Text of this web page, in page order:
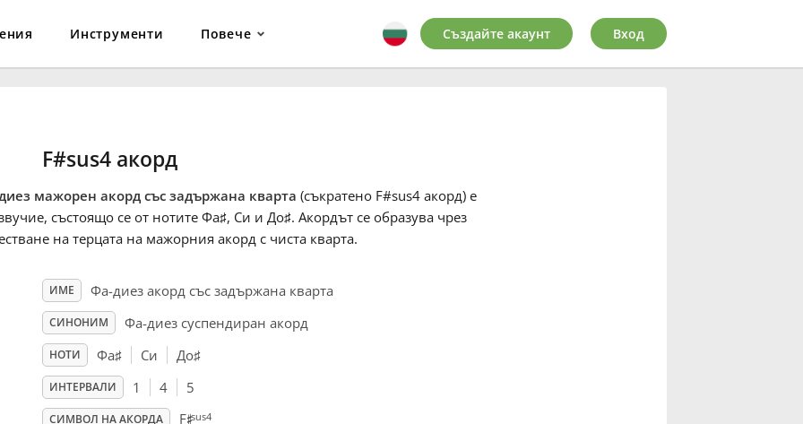
Инструменти Повече Създайте акаунт Вход
F#sus4 акорд
мажорен акорд със задържана кварта (съкратено F#sus4 акорд) е
състоящо се от нотите Фа♯, Си и До♯. Акордът се образува чрез
на терцата на мажорния акорд с чиста кварта.
ИМЕ Фа-диез акорд със задържана кварта
СИНОНИМ Фа-диез суспендиран акорд
НОТИ Фа♯ Си До♯
ИНТЕРВАЛИ 1 4 5
СИМВОЛ НА АКОРДА F sus4